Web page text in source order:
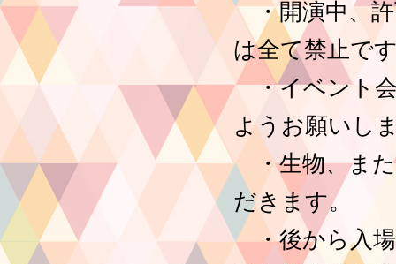
・開演中、許
は全て禁止で
・イベント会
ようお願いし
・生物、また
だきます。
・後から入場